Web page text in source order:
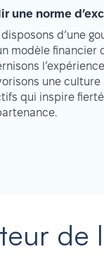
une norme
disposons d’une
modèle financier
une culture
qui inspire
de